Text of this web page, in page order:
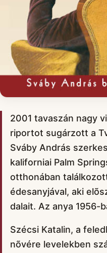
2001 tavaszán nagy
riportot sugárzott a
Sváby András
kaliforniai Palm
otthonában
édesanyjával, aki
dalait. Az anya 1956-
Szécsi Katalin, a
nõvére levelekben